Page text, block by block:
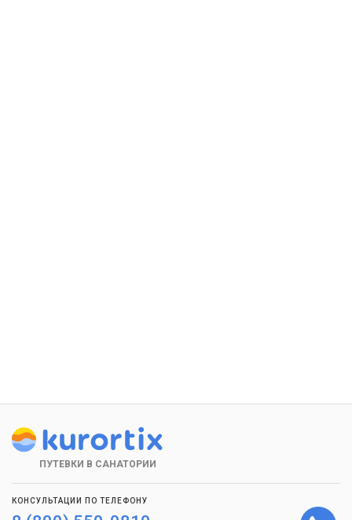
ПУТЕВКИ В САНАТОРИИ
КОНСУЛЬТАЦИИ ПО ТЕЛЕФОНУ